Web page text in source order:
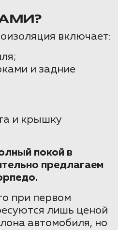
включает:
и задние
и крышку
покой в
предлагаем
при первом
лишь ценой
автомобиля, но